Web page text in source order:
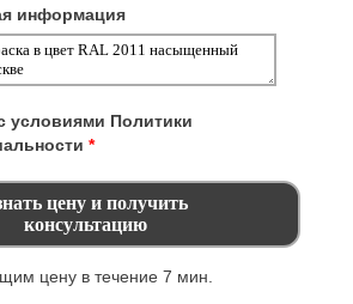
информация
условиями Политики
*
цену в течение 7 мин.